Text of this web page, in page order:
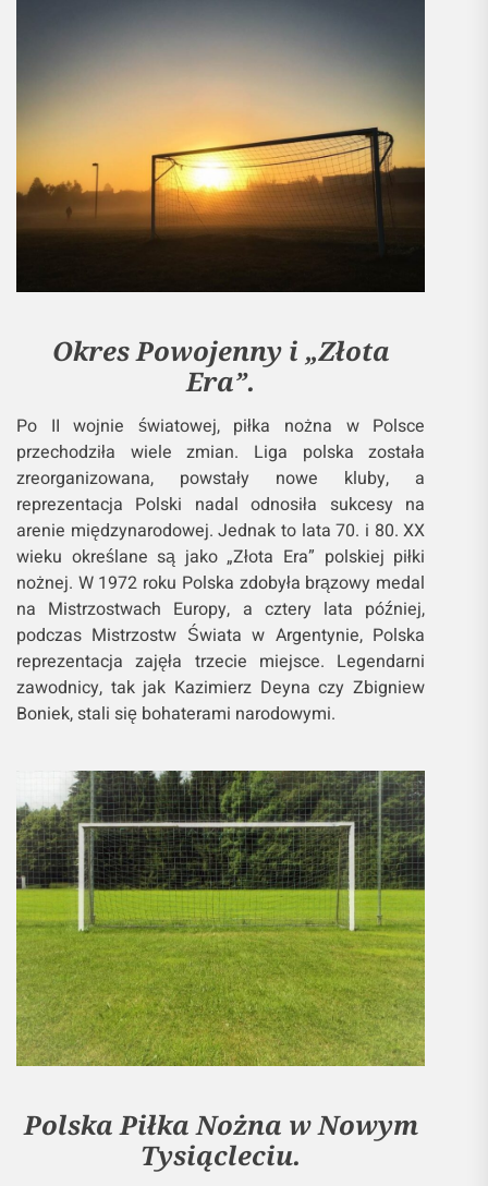
Okres Powojenny i „Złota
Era”.
Po II wojnie światowej, piłka nożna w Polsce
przechodziła wiele zmian. Liga polska została
zreorganizowana, powstały nowe kluby, a
reprezentacja Polski nadal odnosiła sukcesy na
arenie międzynarodowej. Jednak to lata 70. i 80. XX
wieku określane są jako „Złota Era” polskiej piłki
nożnej. W 1972 roku Polska zdobyła brązowy medal
na Mistrzostwach Europy, a cztery lata później,
podczas Mistrzostw Świata w Argentynie, Polska
reprezentacja zajęła trzecie miejsce. Legendarni
zawodnicy, tak jak Kazimierz Deyna czy Zbigniew
Boniek, stali się bohaterami narodowymi.
Polska Piłka Nożna w Nowym
Tysiącleciu.